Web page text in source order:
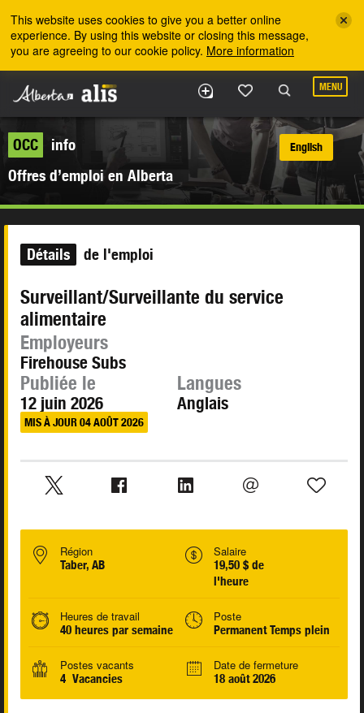
This website uses cookies to give you a better online
experience. By using this website or closing this message,
you are agreeing to our cookie policy. More information
MENU
OCC
info
Offres d’emploi en Alberta
English
Détails de l'emploi
Surveillant/Surveillante du service
alimentaire
Employeurs
Firehouse Subs
Publiée le
12 juin 2026
MIS À JOUR 04 AOÛT 2026
Langues
Anglais
Région
Taber, AB
Salaire
19,50 $ de
l'heure
Heures de travail
40 heures par semaine
Poste
Permanent Temps plein
Postes vacants
4 Vacancies
Date de fermeture
18 août 2026